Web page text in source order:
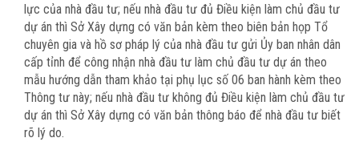
lực của nhà đầu tư; nếu nhà đầu tư đủ Điều kiện làm chủ đầu tư
dự án thì Sở Xây dựng có văn bản kèm theo biên bản họp Tổ
chuyên gia và hồ sơ pháp lý của nhà đầu tư gửi Ủy ban nhân dân
cấp tỉnh để công nhận nhà đầu tư làm chủ đầu tư dự án theo
mẫu hướng dẫn tham khảo tại phụ lục số 06 ban hành kèm theo
Thông tư này; nếu nhà đầu tư không đủ Điều kiện làm chủ đầu tư
dự án thì Sở Xây dựng có văn bản thông báo để nhà đầu tư biết
rõ lý do.